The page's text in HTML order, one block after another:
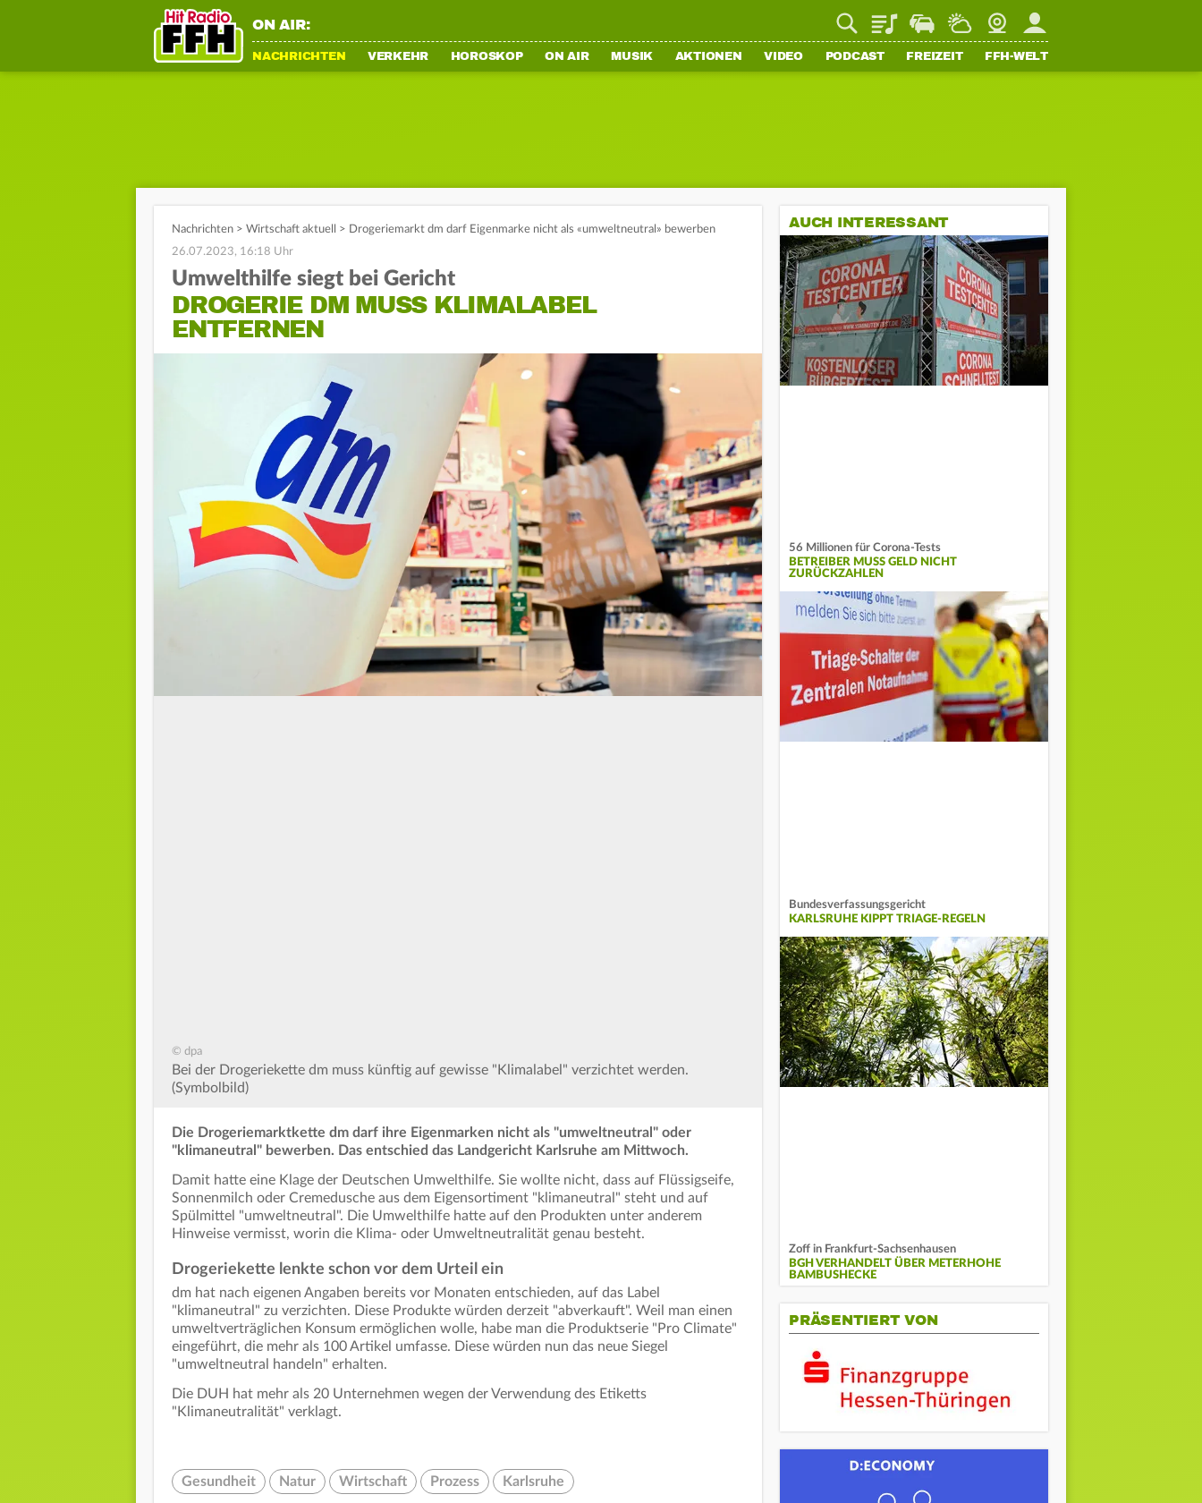
ON AIR: PlaylistStaupilotWetterWebcamMein FFH
NACHRICHTEN VERKEHR HOROSKOP ON AIR MUSIK AKTIONEN VIDEO PODCAST FREIZEIT FFH-WELT
Nachrichten > Wirtschaft aktuell > Drogeriemarkt dm darf Eigenmarke nicht als «umweltneutral» bewerben
26.07.2023, 16:18 Uhr
Umwelthilfe siegt bei Gericht
DROGERIE DM MUSS KLIMALABEL
ENTFERNEN
© dpa
Bei der Drogeriekette dm muss künftig auf gewisse "Klimalabel" verzichtet werden.
(Symbolbild)
Die Drogeriemarktkette dm darf ihre Eigenmarken nicht als "umweltneutral" oder
"klimaneutral" bewerben. Das entschied das Landgericht Karlsruhe am Mittwoch.
Damit hatte eine Klage der Deutschen Umwelthilfe. Sie wollte nicht, dass auf Flüssigseife,
Sonnenmilch oder Cremedusche aus dem Eigensortiment "klimaneutral" steht und auf
Spülmittel "umweltneutral". Die Umwelthilfe hatte auf den Produkten unter anderem
Hinweise vermisst, worin die Klima- oder Umweltneutralität genau besteht.
Drogeriekette lenkte schon vor dem Urteil ein
dm hat nach eigenen Angaben bereits vor Monaten entschieden, auf das Label
"klimaneutral" zu verzichten. Diese Produkte würden derzeit "abverkauft". Weil man einen
umweltverträglichen Konsum ermöglichen wolle, habe man die Produktserie "Pro Climate"
eingeführt, die mehr als 100 Artikel umfasse. Diese würden nun das neue Siegel
"umweltneutral handeln" erhalten.
Die DUH hat mehr als 20 Unternehmen wegen der Verwendung des Etiketts
"Klimaneutralität" verklagt.
Gesundheit Natur Wirtschaft Prozess Karlsruhe
AUCH INTERESSANT
56 Millionen für Corona-Tests
BETREIBER MUSS GELD NICHT
ZURÜCKZAHLEN
Bundesverfassungsgericht
KARLSRUHE KIPPT TRIAGE-REGELN
Zoff in Frankfurt-Sachsenhausen
BGH VERHANDELT ÜBER METERHOHE
BAMBUSHECKE
PRÄSENTIERT VON